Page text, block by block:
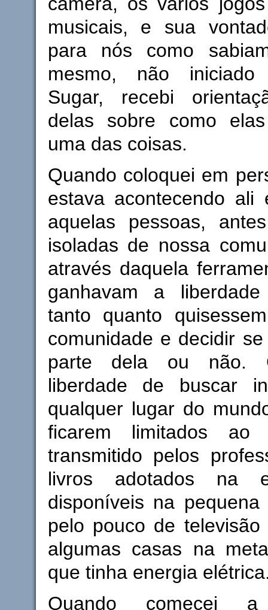
musicais, e sua
para nós como
mesmo, não
Sugar, recebi
delas sobre como
uma das coisas.
Quando coloquei em
estava acontecendo ali
aquelas pessoas,
isoladas de nossa
através daquela
ganhavam a
tanto quanto
comunidade e decidir
parte dela ou não.
liberdade de buscar
qualquer lugar do
ficarem limitados ao
transmitido pelos
livros adotados na
disponíveis na
pelo pouco de
algumas casas na
que tinha energia
Quando comecei a